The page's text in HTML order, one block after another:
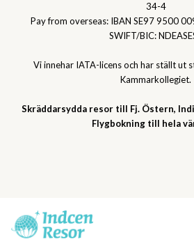
34-4
Pay from overseas: IBAN SE97 9500
SWIFT/BIC:
Vi innehar IATA-licens och har ställt ut
Kammarkollegiet.
Skräddarsydda resor till Fj. Östern,
Flygbokning till hela